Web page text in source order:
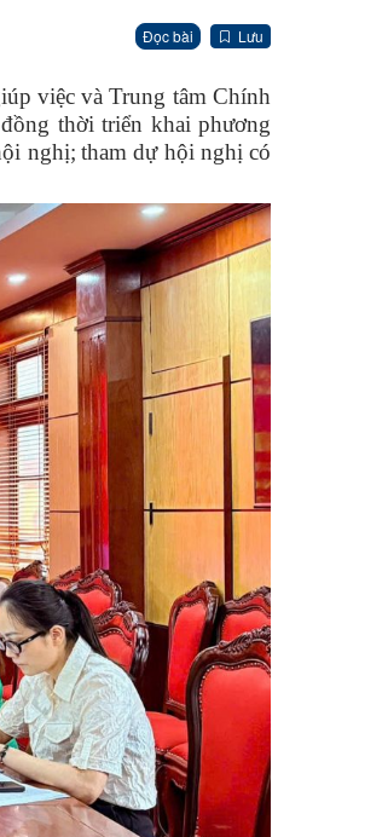
Đọc bài Lưu
việc và Trung tâm Chính
thời triển khai phương
nghị; tham dự hội nghị có